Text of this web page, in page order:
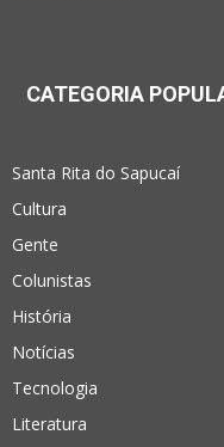
CATEGORIA
Santa Rita do Sapucaí
Cultura
Gente
Colunistas
História
Notícias
Tecnologia
Literatura